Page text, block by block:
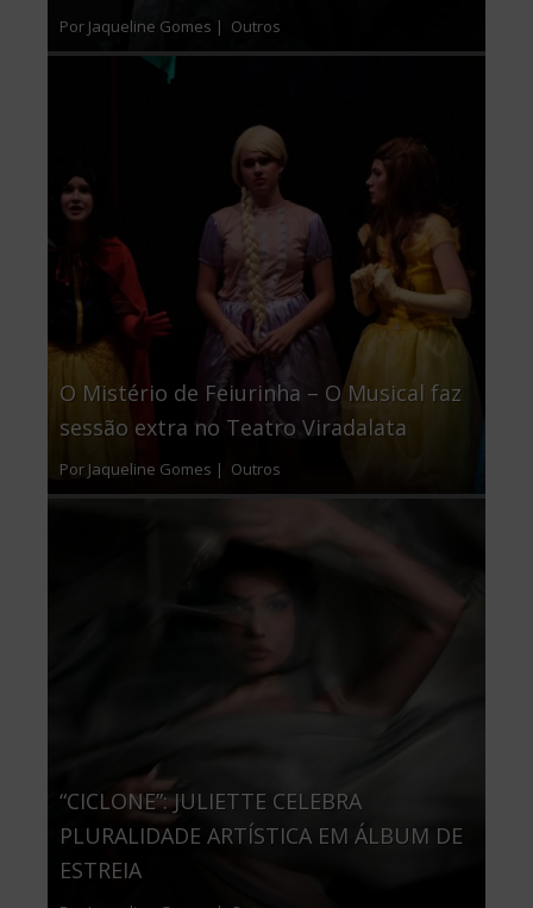
Por Jaqueline Gomes | Outros
O Mistério de Feiurinha – O Musical faz
sessão extra no Teatro Viradalata
Por Jaqueline Gomes | Outros
“CICLONE”: JULIETTE CELEBRA
PLURALIDADE ARTÍSTICA EM ÁLBUM DE
ESTREIA